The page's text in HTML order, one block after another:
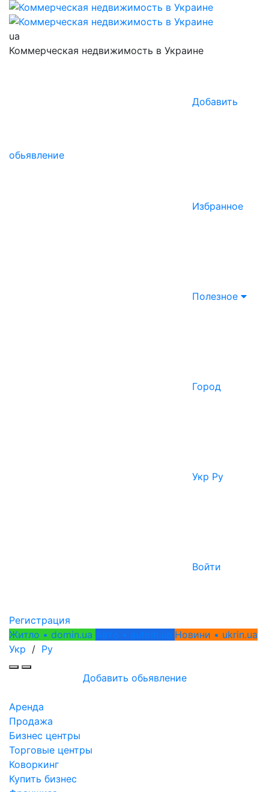
ua
Коммерческая недвижимость в Украине
Добавить
обьявление
Избранное
Полезное
Город
Укр Ру
Войти
Регистрация
Житло • domin.ua Авто • autoin.ua Новини • ukrin.ua
Укр / Ру
Добавить обьявление
Аренда
Продажа
Бизнес центры
Торговые центры
Коворкинг
Купить бизнес